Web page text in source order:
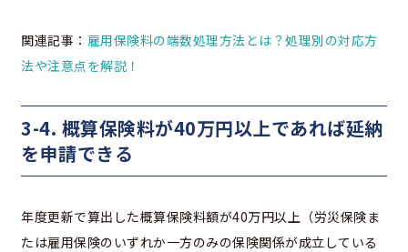
関連記事： 雇用保険料の端数処理方法とは？処理別の対応方
法や注意点を解説！
3-4. 概算保険料が40万円以上であれば延納
を申請できる
年度更新で算出した概算保険料額が40万円以上（労災保険ま
たは雇用保険のいずれか一方のみの保険関係が成立している